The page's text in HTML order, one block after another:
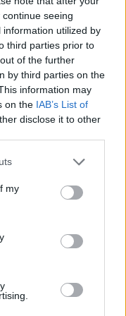
seeing
utilized by
third parties prior to
of the further
by third parties on the
information may
on the IAB’s List of
disclose it to other
my
234.34 KB
προς πλήρωση της
διήθησης της Μ.Ε.Υ.Α
άμμου στην
Ε.Ε.Λ Λαμίας
ΕΡΓΟΥ
«ΚΑΤΑΣΚΕΥΗ ΔΙΚΤΥΩΝ
ΜΕ ΑΠΟΔΕΚΤΗ